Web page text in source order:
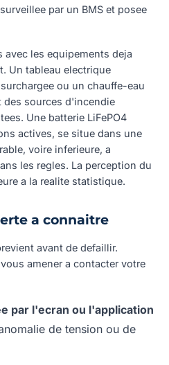
par un BMS et posee
avec les equipements deja
Un tableau electrique
ou un chauffe-eau
des sources d'incendie
Une batterie LiFePO4
actives, se situe dans une
voire inferieure, a
les regles. La perception du
a la realite statistique.
a connaitre
avant de defaillir.
amener a contacter votre
par l'ecran ou l'application
de tension ou de